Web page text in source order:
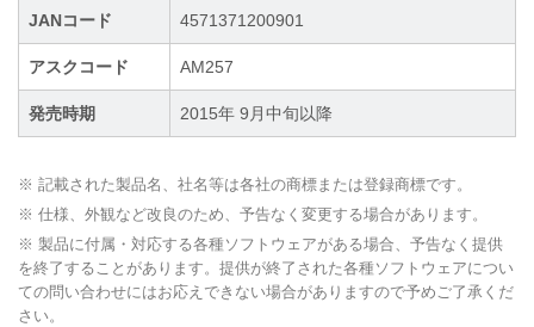
JANコード 4571371200901
アスクコード AM257
発売時期 2015年 9月中旬以降
※ 記載された製品名、社名等は各社の商標または登録商標です。
※ 仕様、外観など改良のため、予告なく変更する場合があります。
※ 製品に付属・対応する各種ソフトウェアがある場合、予告なく提供
を終了することがあります。提供が終了された各種ソフトウェアについ
ての問い合わせにはお応えできない場合がありますので予めご了承くだ
さい。